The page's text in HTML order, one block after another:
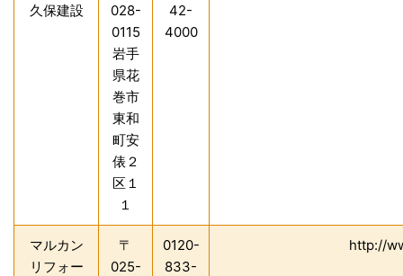
久保建設
028-
0115
岩手
県花
巻市
東和
町安
俵２
区１
１
42-
4000
マルカン
リフォー
〒
025-
0120-
833-
http://